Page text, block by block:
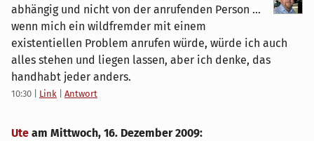
abhängig und nicht von der anrufenden Person ...
wenn mich ein wildfremder mit einem
existentiellen Problem anrufen würde, würde ich auch
alles stehen und liegen lassen, aber ich denke, das
handhabt jeder anders.
10:30 Link Antwort
Ute am Mittwoch, 16. Dezember 2009: